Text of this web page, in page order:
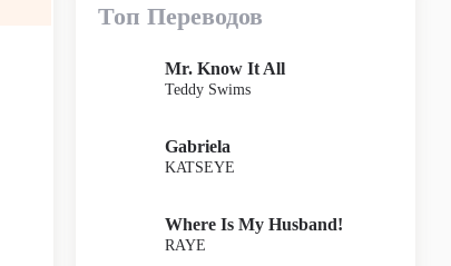
Топ Переводов
Mr. Know It All
Teddy Swims
Gabriela
KATSEYE
Where Is My Husband!
RAYE